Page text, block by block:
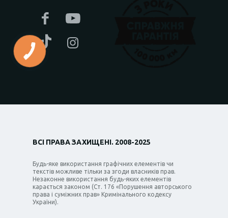
ВСІ ПРАВА ЗАХИЩЕНІ. 2008-2025
Будь-яке використання графічних елементів чи
текстів можливе тільки за згоди власників прав.
Незаконне використання будь-яких елементів
карається законом (Ст. 176 «Порушення авторського
права і суміжних прав» Кримінального кодексу
України).